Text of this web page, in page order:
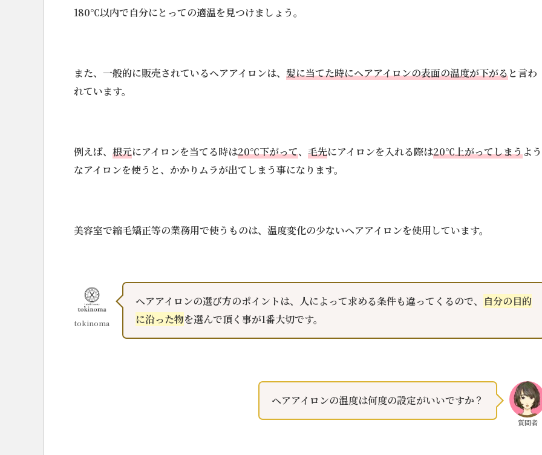
180℃以内で自分にとっての適温を見つけましょう。
また、一般的に販売されているヘアアイロンは、 髪に当てた時にヘアアイロンの表面の温度が下がると言わ
れています。
例えば、 根元にアイロンを当てる時は20℃下がって、 毛先にアイロンを入れる際は20℃上がってしまうよう
なアイロンを使うと、かかりムラが出てしまう事になります。
美容室で縮毛矯正等の業務用で使うものは、温度変化の少ないヘアアイロンを使用しています。
tokinoma
ヘアアイロンの選び方のポイントは、人によって求める条件も違ってくるので、
自分の目的
に沿った物を選んで頂く事が1番大切です。
ヘアアイロンの温度は何度の設定がいいですか？
質問者